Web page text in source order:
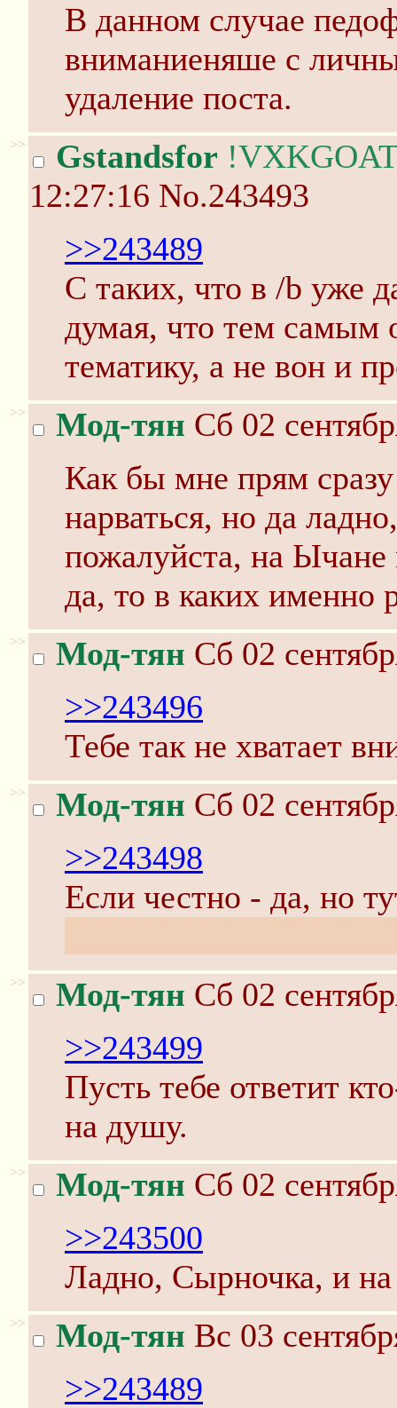
В данном случае
вниманиеняше с
удаление поста.
>> Gstandsfor
12:27:16 No.243493
>>243489
С таких, что в /b уже
думая, что тем самым
тематику, а не вон и
>> Мод-тян Сб 02
Как бы мне прям
нарваться, но да
пожалуйста, на
да, то в каких именно
>> Мод-тян Сб 02
>>243496
Тебе так не хватает
>> Мод-тян Сб 02
>>243498
Если честно - да, но
>> Мод-тян Сб 02
>>243499
Пусть тебе ответит
на душу.
>> Мод-тян Сб 02
>>243500
Ладно, Сырночка, и
>> Мод-тян Вс 03
>>243489